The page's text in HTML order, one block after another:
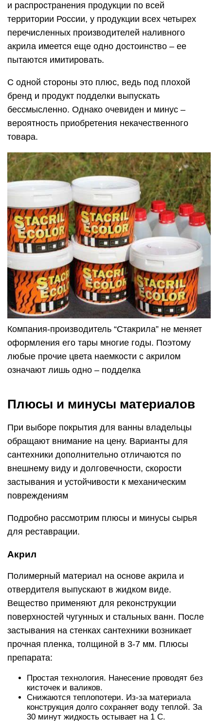
и распространения продукции по всей
территории России, у продукции всех четырех
перечисленных производителей наливного
акрила имеется еще одно достоинство – ее
пытаются имитировать.
С одной стороны это плюс, ведь под плохой
бренд и продукт подделки выпускать
бессмысленно. Однако очевиден и минус –
вероятность приобретения некачественного
товара.
Компания-производитель “Стакрила” не меняет
оформления его тары многие годы. Поэтому
любые прочие цвета наемкости с акрилом
означают лишь одно – подделка
Плюсы и минусы материалов
При выборе покрытия для ванны владельцы
обращают внимание на цену. Варианты для
сантехники дополнительно отличаются по
внешнему виду и долговечности, скорости
застывания и устойчивости к механическим
повреждениям
Подробно рассмотрим плюсы и минусы сырья
для реставрации.
Акрил
Полимерный материал на основе акрила и
отвердителя выпускают в жидком виде.
Вещество применяют для реконструкции
поверхностей чугунных и стальных ванн. После
застывания на стенках сантехники возникает
прочная пленка, толщиной в 3-7 мм. Плюсы
препарата:
Простая технология. Нанесение проводят без
кисточек и валиков.
Снижаются теплопотери. Из-за материала
конструкция долго сохраняет воду теплой. За
30 минут жидкость остывает на 1 С.